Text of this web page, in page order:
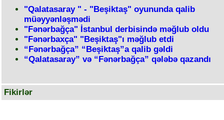
"Qalatasaray " - "Beşiktaş" oyununda qalib
müəyyənləşmədi
"Fənərbağça" İstanbul derbisində məğlub oldu
"Fənərbaxça" "Beşiktaş"ı məğlub etdi
“Fənərbağça” “Beşiktaş”a qalib gəldi
“Qalatasaray” və “Fənərbağça” qələbə qazandı
Fikirlər